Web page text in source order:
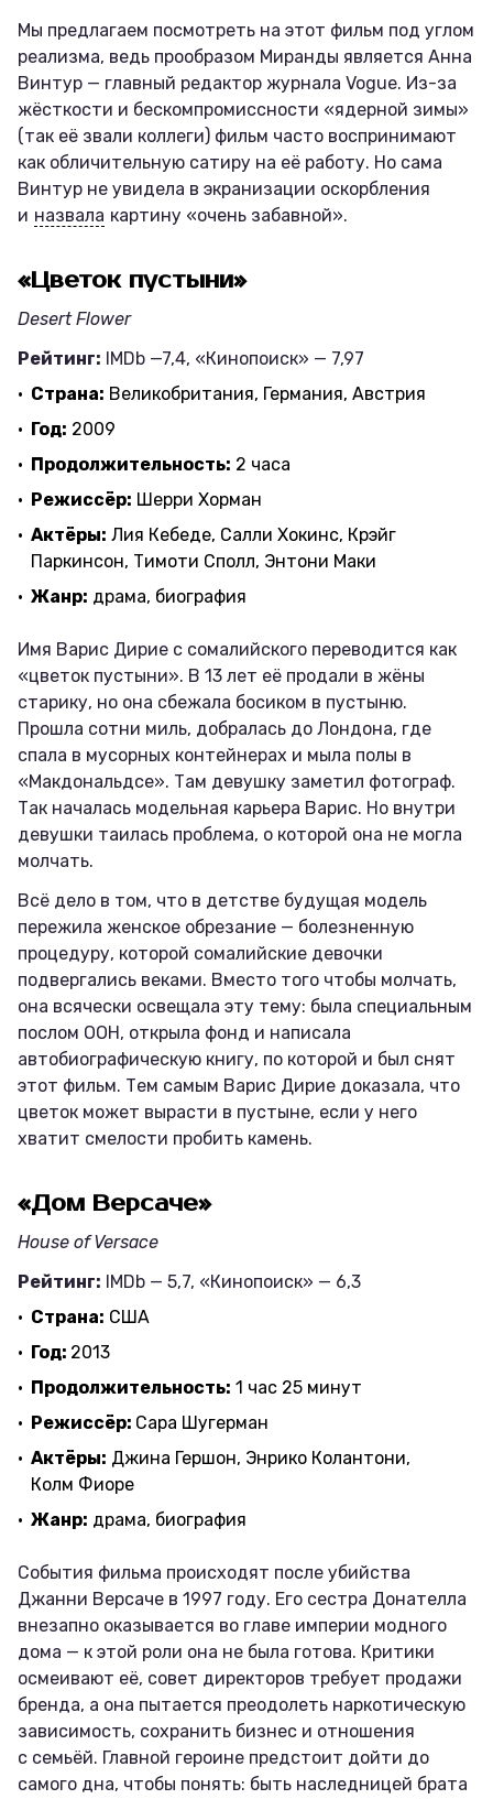
Мы предлагаем посмотреть на этот фильм под углом
реализма, ведь прообразом Миранды является Анна
Винтур — главный редактор журнала Vogue. Из-за
жёсткости и бескомпромиссности «ядерной зимы»
(так её звали коллеги) фильм часто воспринимают
как обличительную сатиру на её работу. Но сама
Винтур не увидела в экранизации оскорбления
и назвала картину «очень забавной».
«Цветок пустыни»
Desert Flower
Рейтинг: IMDb —7,4, «Кинопоиск» — 7,97
Страна: Великобритания, Германия, Австрия
Год: 2009
Продолжительность: 2 часа
Режиссёр: Шерри Хорман
Актёры: Лия Кебеде, Салли Хокинс, Крэйг
Паркинсон, Тимоти Сполл, Энтони Маки
Жанр: драма, биография
Имя Варис Дирие с сомалийского переводится как
«цветок пустыни». В 13 лет её продали в жёны
старику, но она сбежала босиком в пустыню.
Прошла сотни миль, добралась до Лондона, где
спала в мусорных контейнерах и мыла полы в
«Макдональдсе». Там девушку заметил фотограф.
Так началась модельная карьера Варис. Но внутри
девушки таилась проблема, о которой она не могла
молчать.
Всё дело в том, что в детстве будущая модель
пережила женское обрезание — болезненную
процедуру, которой сомалийские девочки
подвергались веками. Вместо того чтобы молчать,
она всячески освещала эту тему: была специальным
послом ООН, открыла фонд и написала
автобиографическую книгу, по которой и был снят
этот фильм. Тем самым Варис Дирие доказала, что
цветок может вырасти в пустыне, если у него
хватит смелости пробить камень.
«Дом Версаче»
House of Versace
Рейтинг: IMDb — 5,7, «Кинопоиск» — 6,3
Страна: США
Год: 2013
Продолжительность: 1 час 25 минут
Режиссёр: Сара Шугерман
Актёры: Джина Гершон, Энрико Колантони,
Колм Фиоре
Жанр: драма, биография
События фильма происходят после убийства
Джанни Версаче в 1997 году. Его сестра Донателла
внезапно оказывается во главе империи модного
дома — к этой роли она не была готова. Критики
осмеивают её, совет директоров требует продажи
бренда, а она пытается преодолеть наркотическую
зависимость, сохранить бизнес и отношения
с семьёй. Главной героине предстоит дойти до
самого дна, чтобы понять: быть наследницей брата